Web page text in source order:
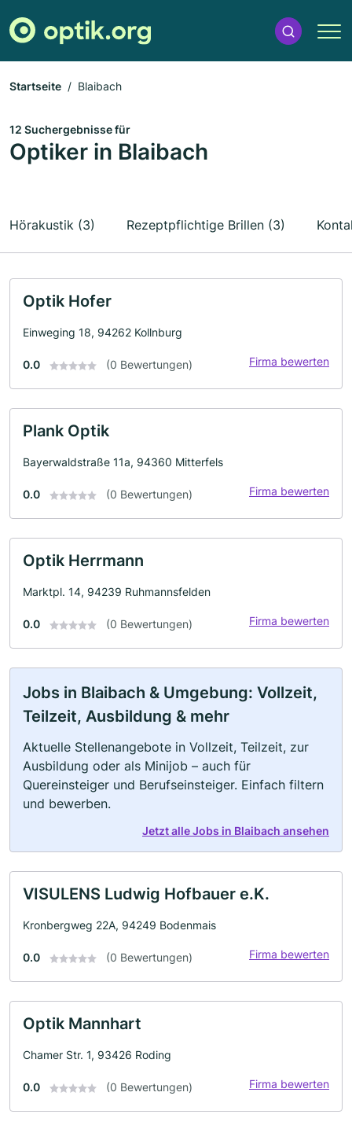
Startseite Blaibach
12 Suchergebnisse für
Optiker in Blaibach
Hörakustik (3) Rezeptpflichtige Brillen (3)
Optik Hofer
Einweging 18, 94262 Kollnburg
0.0 (0 Bewertungen) Firma bewerten
Plank Optik
Bayerwaldstraße 11a, 94360 Mitterfels
0.0 (0 Bewertungen) Firma bewerten
Optik Herrmann
Marktpl. 14, 94239 Ruhmannsfelden
0.0 (0 Bewertungen) Firma bewerten
Jobs in Blaibach & Umgebung: Vollzeit,
Teilzeit, Ausbildung & mehr
Aktuelle Stellenangebote in Vollzeit, Teilzeit, zur
Ausbildung oder als Minijob – auch für
Quereinsteiger und Berufseinsteiger. Einfach filtern
und bewerben.
Jetzt alle Jobs in Blaibach ansehen
VISULENS Ludwig Hofbauer e.K.
Kronbergweg 22A, 94249 Bodenmais
0.0 (0 Bewertungen) Firma bewerten
Optik Mannhart
Chamer Str. 1, 93426 Roding
0.0 (0 Bewertungen) Firma bewerten